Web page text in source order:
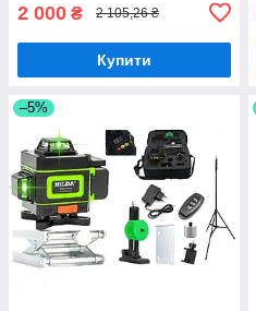
2 000 ₴ 2 105,26 ₴
Купити
–5%